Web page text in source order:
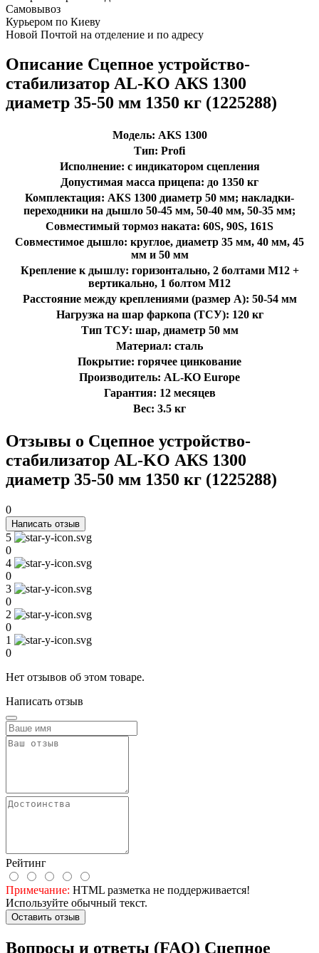
Самовывоз
Курьером по Киеву
Новой Почтой на отделение и по адресу
Описание Сцепное устройство-
стабилизатор AL-KO АКЅ 1300
диаметр 35-50 мм 1350 кг (1225288)
Модель: AKS 1300
Тип: Profi
Исполнение: с индикатором сцепления
Допустимая масса прицепа: до 1350 кг
Комплектация: АКS 1300 диаметр 50 мм; накладки-
переходники на дышло 50-45 мм, 50-40 мм, 50-35 мм;
Совместимый тормоз наката: 60S, 90S, 161S
Совместимое дышло: круглое, диаметр 35 мм, 40 мм, 45
мм и 50 мм
Крепление к дышлу: горизонтально, 2 болтами M12 +
вертикально, 1 болтом M12
Расстояние между креплениями (размер А): 50-54 мм
Нагрузка на шар фаркопа (ТСУ): 120 кг
Тип ТСУ: шар, диаметр 50 мм
Материал: сталь
Покрытие: горячее цинкование
Производитель: AL-KO Europe
Гарантия: 12 месяцев
Вес: 3.5 кг
Отзывы о Сцепное устройство-
стабилизатор AL-KO АКЅ 1300
диаметр 35-50 мм 1350 кг (1225288)
0
Написать отзыв
5
0
4
0
3
0
2
0
1
0
Нет отзывов об этом товаре.
Написать отзыв
Рейтинг
Примечание: HTML разметка не поддерживается!
Используйте обычный текст.
Оставить отзыв
Вопросы и ответы (FAQ) Сцепное